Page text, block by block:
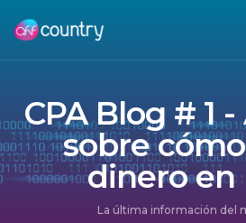
CPA Blog # 1
sobre
dinero en
La última información del